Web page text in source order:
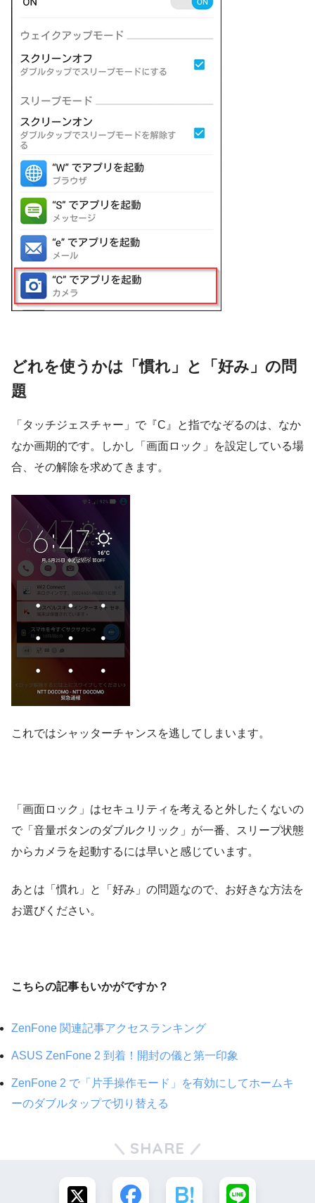
どれを使うかは「慣れ」と「好み」の問
題
「タッチジェスチャー」で『C』と指でなぞるのは、なか
なか画期的です。しかし「画面ロック」を設定している場
合、その解除を求めてきます。
これではシャッターチャンスを逃してしまいます。
「画面ロック」はセキュリティを考えると外したくないの
で「音量ボタンのダブルクリック」が一番、スリープ状態
からカメラを起動するには早いと感じています。
あとは「慣れ」と「好み」の問題なので、お好きな方法を
お選びください。
こちらの記事もいかがですか？
ZenFone 関連記事アクセスランキング
ASUS ZenFone 2 到着！開封の儀と第一印象
ZenFone 2 で「片手操作モード」を有効にしてホームキ
ーのダブルタップで切り替える
SHARE